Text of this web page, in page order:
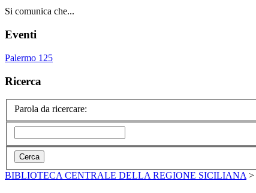
Si comunica che...
Eventi
Palermo 125
Ricerca
Parola da ricercare:
BIBLIOTECA CENTRALE DELLA REGIONE SICILIANA >